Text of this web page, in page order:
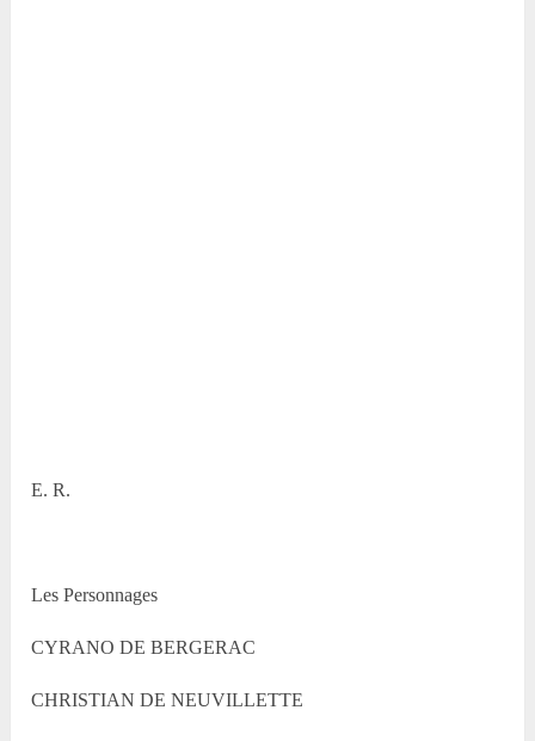
E. R.
Les Personnages
CYRANO DE BERGERAC
CHRISTIAN DE NEUVILLETTE